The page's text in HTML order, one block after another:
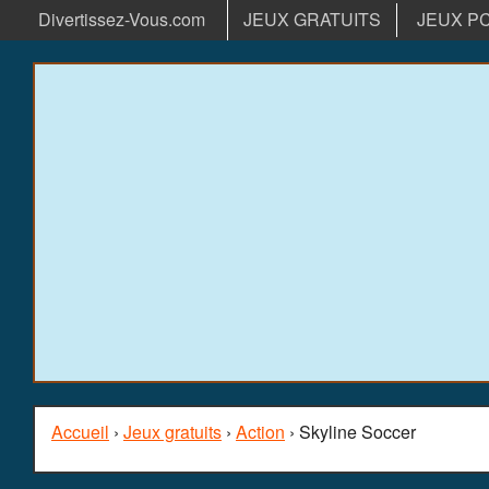
Divertissez-Vous.com JEUX GRATUITS JEUX
Accueil › Jeux gratuits › Action › Skyline Soccer